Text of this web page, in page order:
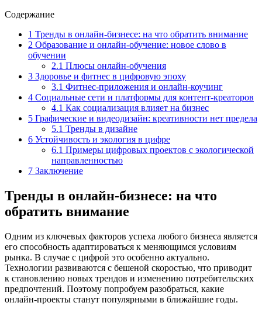
Содержание
1 Тренды в онлайн-бизнесе: на что обратить внимание
2 Образование и онлайн-обучение: новое слово в
обучении
2.1 Плюсы онлайн-обучения
3 Здоровье и фитнес в цифровую эпоху
3.1 Фитнес-приложения и онлайн-коучинг
4 Социальные сети и платформы для контент-креаторов
4.1 Как социализация влияет на бизнес
5 Графические и видеодизайн: креативности нет предела
5.1 Тренды в дизайне
6 Устойчивость и экология в цифре
6.1 Примеры цифровых проектов с экологической
направленностью
7 Заключение
Тренды в онлайн-бизнесе: на что
обратить внимание
Одним из ключевых факторов успеха любого бизнеса является
его способность адаптироваться к меняющимся условиям
рынка. В случае с цифрой это особенно актуально.
Технологии развиваются с бешеной скоростью, что приводит
к становлению новых трендов и изменению потребительских
предпочтений. Поэтому попробуем разобраться, какие
онлайн-проекты станут популярными в ближайшие годы.